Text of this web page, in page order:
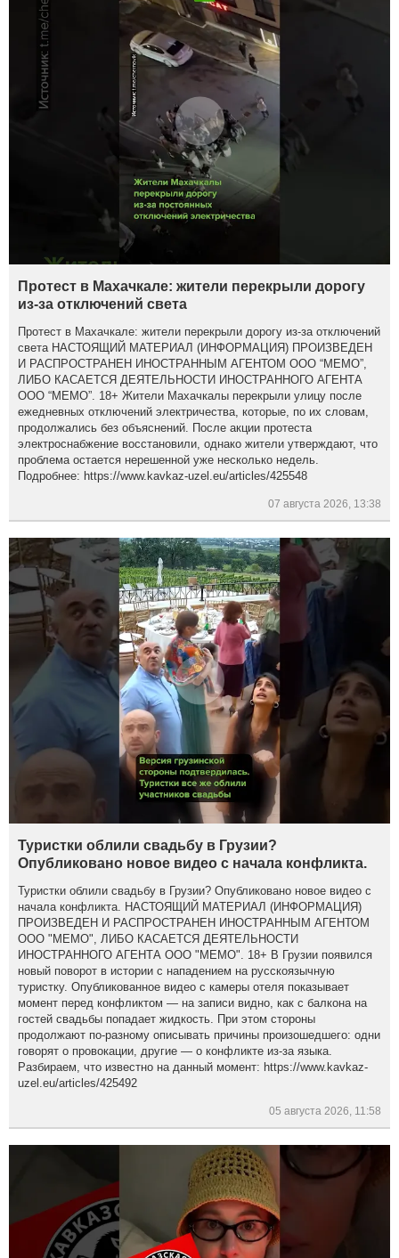
Протест в Махачкале: жители перекрыли дорогу
из-за отключений света
Протест в Махачкале: жители перекрыли дорогу из-за отключений
света НАСТОЯЩИЙ МАТЕРИАЛ (ИНФОРМАЦИЯ) ПРОИЗВЕДЕН
И РАСПРОСТРАНЕН ИНОСТРАННЫМ АГЕНТОМ ООО “МЕМО”,
ЛИБО КАСАЕТСЯ ДЕЯТЕЛЬНОСТИ ИНОСТРАННОГО АГЕНТА
ООО “МЕМО”. 18+ Жители Махачкалы перекрыли улицу после
ежедневных отключений электричества, которые, по их словам,
продолжались без объяснений. После акции протеста
электроснабжение восстановили, однако жители утверждают, что
проблема остается нерешенной уже несколько недель.
Подробнее: https://www.kavkaz-uzel.eu/articles/425548
07 августа 2026, 13:38
Туристки облили свадьбу в Грузии?
Опубликовано новое видео с начала конфликта.
Туристки облили свадьбу в Грузии? Опубликовано новое видео с
начала конфликта. НАСТОЯЩИЙ МАТЕРИАЛ (ИНФОРМАЦИЯ)
ПРОИЗВЕДЕН И РАСПРОСТРАНЕН ИНОСТРАННЫМ АГЕНТОМ
ООО "МЕМО", ЛИБО КАСАЕТСЯ ДЕЯТЕЛЬНОСТИ
ИНОСТРАННОГО АГЕНТА ООО "МЕМО". 18+ В Грузии появился
новый поворот в истории с нападением на русскоязычную
туристку. Опубликованное видео с камеры отеля показывает
момент перед конфликтом — на записи видно, как с балкона на
гостей свадьбы попадает жидкость. При этом стороны
продолжают по-разному описывать причины произошедшего: одни
говорят о провокации, другие — о конфликте из-за языка.
Разбираем, что известно на данный момент: https://www.kavkaz-
uzel.eu/articles/425492
05 августа 2026, 11:58